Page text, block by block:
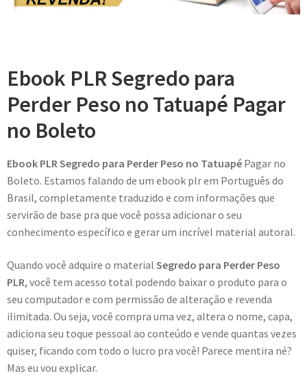
Ebook PLR Segredo para
Perder Peso no Tatuapé Pagar
no Boleto
Ebook PLR Segredo para Perder Peso no Tatuapé Pagar no
Boleto. Estamos falando de um ebook plr em Português do
Brasil, completamente traduzido e com informações que
servirão de base pra que você possa adicionar o seu
conhecimento específico e gerar um incrível material autoral.
Quando você adquire o material Segredo para Perder Peso
PLR, você tem acesso total podendo baixar o produto para o
seu computador e com permissão de alteração e revenda
ilimitada. Ou seja, você compra uma vez, altera o nome, capa,
adiciona seu toque pessoal ao conteúdo e vende quantas vezes
quiser, ficando com todo o lucro pra você! Parece mentira né?
Mas eu vou explicar.